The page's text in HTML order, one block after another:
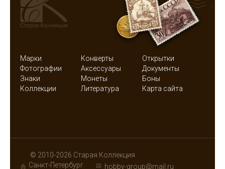
Марки Конверты
Открытки
Фотографии
Аксессуары
Документы
Знаки
Монеты
Боны
Коллекции
Литература Карта сайта
© 2010-2026 Старая Коллекция
Санкт-Петербург
hobby-group@mail.ru